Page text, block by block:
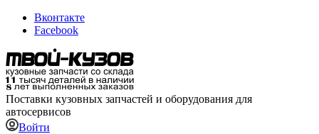
Вконтакте
Facebook
Поставки кузовных запчастей и оборудования для
автосервисов
Войти